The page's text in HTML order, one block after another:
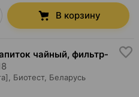
В корзину
чайный, фильтр-
Биотест, Беларусь